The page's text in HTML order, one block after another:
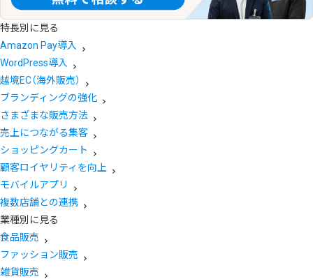
特長別に見る
Amazon Pay導入
WordPress導入
越境EC（海外販売）
ブランディングの強化
さまざまな販売方法
売上につながる集客
ショッピングカート
顧客ロイヤリティを向上
モバイルアプリ
複数店舗との連携
業種別に見る
食品販売
ファッション販売
雑貨販売